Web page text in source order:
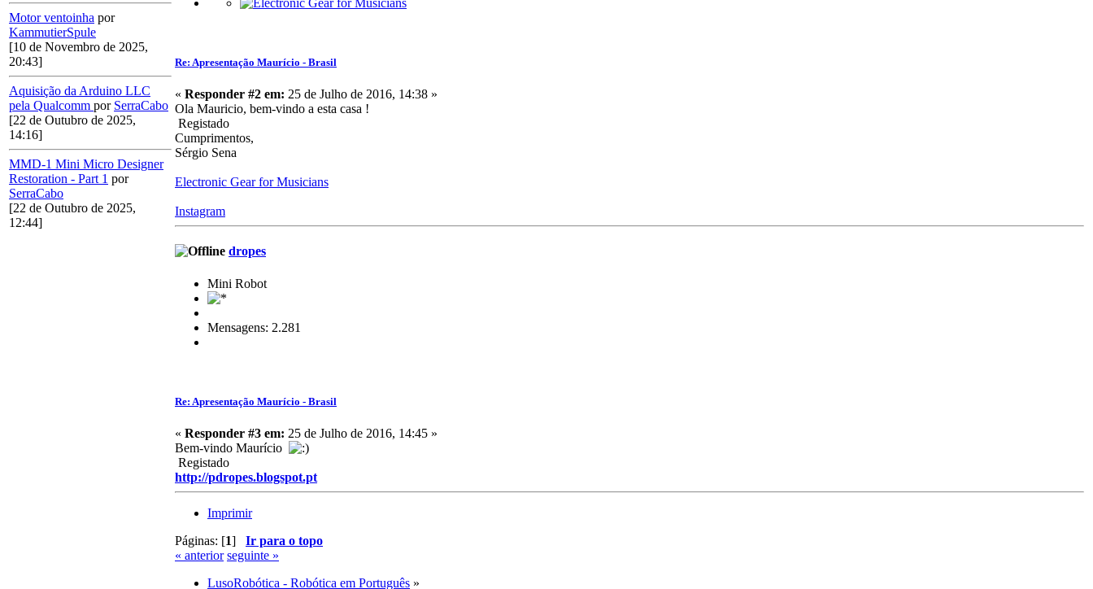
Motor ventoinha por
KammutierSpule
[10 de Novembro de 2025,
20:43]
Aquisição da Arduino LLC
pela Qualcomm por SerraCabo
[22 de Outubro de 2025,
14:16]
MMD-1 Mini Micro Designer
Restoration - Part 1 por
SerraCabo
[22 de Outubro de 2025,
12:44]
Re: Apresentação Maurício - Brasil
« Responder #2 em: 25 de Julho de 2016, 14:38 »
Ola Mauricio, bem-vindo a esta casa !
Registado
Cumprimentos,
Sérgio Sena
Electronic Gear for Musicians
Instagram
dropes
Mini Robot
Mensagens: 2.281
Re: Apresentação Maurício - Brasil
« Responder #3 em: 25 de Julho de 2016, 14:45 »
Bem-vindo Maurício
Registado
http://pdropes.blogspot.pt
Imprimir
Páginas: [1] Ir para o topo
« anterior seguinte »
LusoRobótica - Robótica em Português »